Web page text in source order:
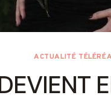
ACTUALITÉ